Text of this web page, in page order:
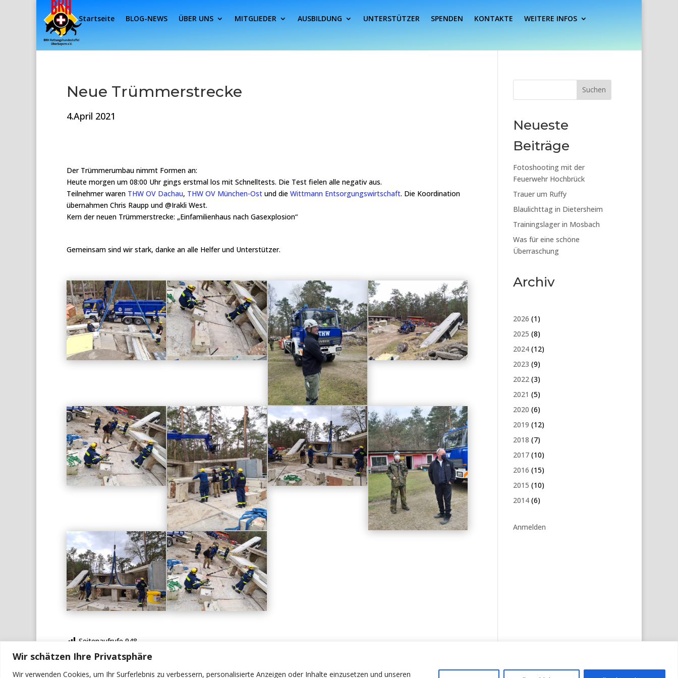
Wir schätzen Ihre Privatsphäre
Wir verwenden Cookies, um Ihr Surferlebnis zu verbessern, personalisierte Anzeigen oder Inhalte einzusetzen und unseren
Startseite BLOG-NEWS ÜBER UNS MITGLIEDER AUSBILDUNG UNTERSTÜTZER SPENDEN KONTAKTE WEITERE INFOS
Neue Trümmerstrecke
4.April 2021
Der Trümmerumbau nimmt Formen an:
Heute morgen um 08:00 Uhr gings erstmal los mit Schnelltests. Die Test fielen alle negativ aus.
Teilnehmer waren THW OV Dachau, THW OV München-Ost und die Wittmann Entsorgungswirtschaft. Die Koordination
übernahmen Chris Raupp und @Irakli West.
Kern der neuen Trümmerstrecke: „Einfamilienhaus nach Gasexplosion“
Gemeinsam sind wir stark, danke an alle Helfer und Unterstützer.
Seitenaufrufe 948
Suchen
Neueste
Beiträge
Fotoshooting mit der
Feuerwehr Hochbrück
Trauer um Ruffy
Blaulichttag in Dietersheim
Trainingslager in Mosbach
Was für eine schöne
Überraschung
Archiv
2026 (1)
2025 (8)
2024(12)
2023 (9)
2022(3)
2021 (5)
2020 (6)
2019 (12)
2018 (7)
2017(10)
2016 (15)
2015 (10)
2014(6)
Anmelden